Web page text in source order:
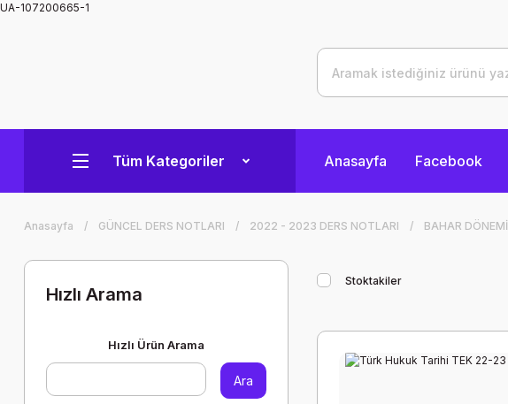
UA-107200665-1
Tüm Kategoriler Anasayfa Facebook
Anasayfa GÜNCEL DERS NOTLARI 2022 - 2023 DERS NOTLARI BAHAR DÖNEMİ
Hızlı Arama
Hızlı Ürün Arama
Ara
Stoktakiler